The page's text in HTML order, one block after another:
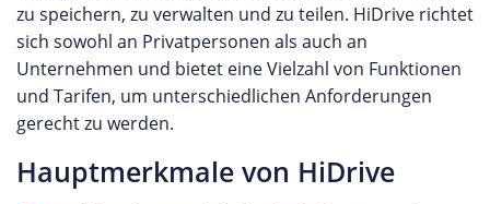
zu speichern, zu verwalten und zu teilen. HiDrive richtet
sich sowohl an Privatpersonen als auch an
Unternehmen und bietet eine Vielzahl von Funktionen
und Tarifen, um unterschiedlichen Anforderungen
gerecht zu werden.
Hauptmerkmale von HiDrive